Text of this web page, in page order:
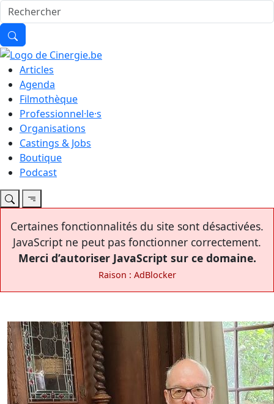
Articles
Agenda
Filmothèque
Professionnel·le·s
Organisations
Castings & Jobs
Boutique
Podcast
Certaines fonctionnalités du site sont désactivées.
JavaScript ne peut pas fonctionner correctement.
Merci d’autoriser JavaScript sur ce domaine.
Raison : AdBlocker